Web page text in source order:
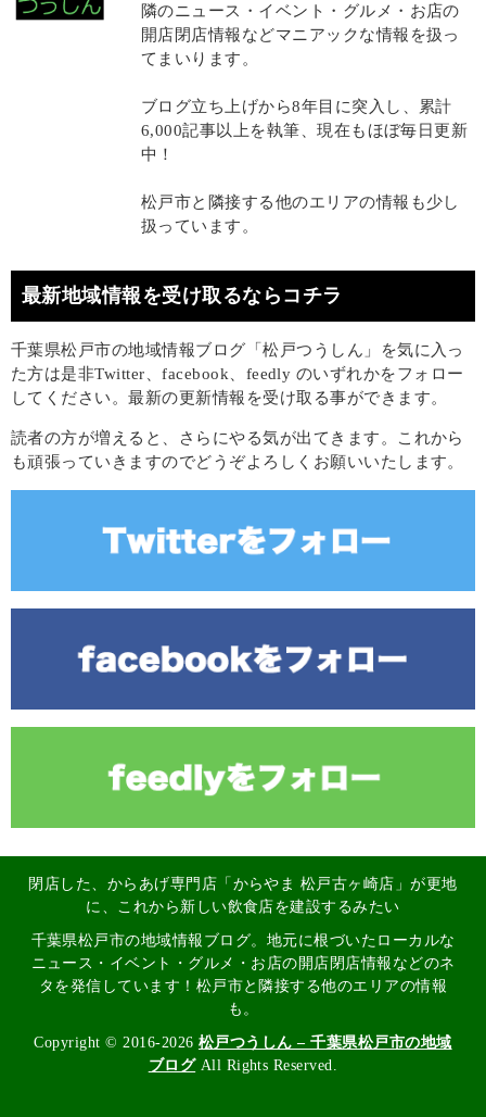
隣のニュース・イベント・グルメ・お店の
開店閉店情報などマニアックな情報を扱っ
てまいります。
ブログ立ち上げから8年目に突入し、累計
6,000記事以上を執筆、現在もほぼ毎日更新
中！
松戸市と隣接する他のエリアの情報も少し
扱っています。
最新地域情報を受け取るならコチラ
千葉県松戸市の地域情報ブログ「松戸つうしん」を気に入っ
た方は是非Twitter、facebook、feedly のいずれかをフォロー
してください。最新の更新情報を受け取る事ができます。
読者の方が増えると、さらにやる気が出てきます。これから
も頑張っていきますのでどうぞよろしくお願いいたします。
閉店した、からあげ専門店「からやま 松戸古ヶ崎店」が更地
に、これから新しい飲食店を建設するみたい
千葉県松戸市の地域情報ブログ。地元に根づいたローカルな
ニュース・イベント・グルメ・お店の開店閉店情報などのネ
タを発信しています！松戸市と隣接する他のエリアの情報
も。
Copyright © 2016-2026 松戸つうしん – 千葉県松戸市の地域
ブログAll Rights Reserved.